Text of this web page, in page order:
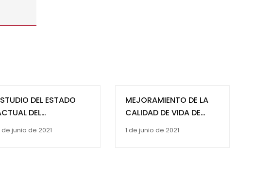
DEL ESTADO
DEL
PÚBLICO,
de junio de 2021
MEJORAMIENTO DE LA
CALIDAD DE VIDA DE
COMUNIDADES
1 de junio de 2021